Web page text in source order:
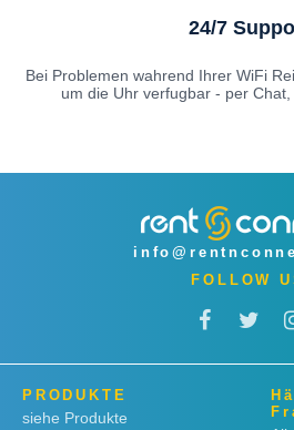
24/7
Bei Problemen wahrend Ihrer WiFi
um die Uhr verfugbar - per
FOLLOW
PRODUKTE
siehe Produkte